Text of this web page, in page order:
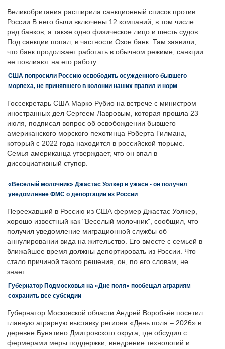
Великобритания расширила санкционный список против
России.В него были включены 12 компаний, в том числе
ряд банков, а также одно физическое лицо и шесть судов.
Под санкции попал, в частности Озон банк. Там заявили,
что банк продолжает работать в обычном режиме, санкции
не повлияют на его работу.
США попросили Россию освободить осужденного бывшего
морпеха, не принявшего в колонии наших правил и норм
Госсекретарь США Марко Рубио на встрече с министром
иностранных дел Сергеем Лавровым, которая прошла 23
июля, подписал вопрос об освобождении бывшего
американского морского пехотинца Роберта Гилмана,
который с 2022 года находится в российской тюрьме.
Семья американца утверждает, что он впал в
диссоциативный ступор.
«Веселый молочник» Джастас Уолкер в ужасе - он получил
уведомление ФМС о депортации из России
Переехавший в Россию из США фермер Джастас Уолкер,
хорошо известный как "Веселый молочник", сообщил, что
получил уведомление миграционной службы об
аннулировании вида на жительство. Его вместе с семьей в
ближайшее время должны депортировать из России. Что
стало причиной такого решения, он, по его словам, не
знает.
Губернатор Подмосковья на «Дне поля» пообещал аграриям
сохранить все субсидии
Губернатор Московской области Андрей Воробьёв посетил
главную аграрную выставку региона «День поля – 2026» в
деревне Бунятино Дмитровского округа, где обсудил с
фермерами меры поддержки, внедрение технологий и